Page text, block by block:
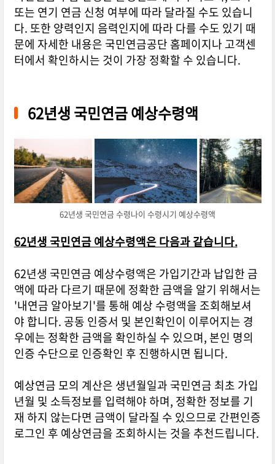
또는 연기 연금 신청 여부에 따라 달라질 수도 있습니
다. 또한 양력인지 음력인지에 따라 다를 수도 있기 때
문에 자세한 내용은 국민연금공단 홈페이지나 고객센
터에서 확인하시는 것이 가장 정확할 수 있습니다.
62년생 국민연금 예상수령액
62년생 국민연금 수령나이 수령시기 예상수령액
62년생 국민연금 예상수령액은 다음과 같습니다.
62년생 국민연금 예상수령액은 가입기간과 납입한 금
액에 따라 다르기 때문에 정확한 금액을 알기 위해서는
'내연금 알아보기'를 통해 예상 수령액을 조회해보셔
야 합니다. 공동 인증서 및 본인확인이 이루어지는 경
우에는 정확한 금액을 확인하실 수 있으며, 본인 명의
인증 수단으로 인증확인 후 진행하시면 됩니다.
예상연금 모의 계산은 생년월일과 국민연금 최초 가입
년월 및 소득정보를 입력해야 하며, 정확한 정보를 기
재 하지 않는다면 금액이 달라질 수 있으므로 간편인증
로그인 후 예상연금을 조회하시는 것을 추천드립니다.